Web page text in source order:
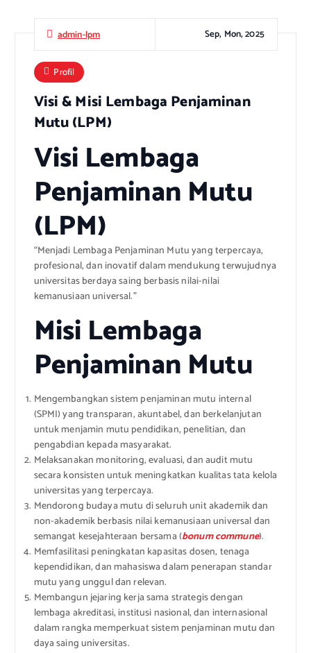
admin-lpm Sep, Mon, 2025
Profil
Visi & Misi Lembaga Penjaminan
Mutu (LPM)
Visi Lembaga
Penjaminan Mutu
(LPM)
“Menjadi Lembaga Penjaminan Mutu yang terpercaya,
profesional, dan inovatif dalam mendukung terwujudnya
universitas berdaya saing berbasis nilai-nilai
kemanusiaan universal.”
Misi Lembaga
Penjaminan Mutu
Mengembangkan sistem penjaminan mutu internal
(SPMI) yang transparan, akuntabel, dan berkelanjutan
untuk menjamin mutu pendidikan, penelitian, dan
pengabdian kepada masyarakat.
Melaksanakan monitoring, evaluasi, dan audit mutu
secara konsisten untuk meningkatkan kualitas tata kelola
universitas yang terpercaya.
Mendorong budaya mutu di seluruh unit akademik dan
non-akademik berbasis nilai kemanusiaan universal dan
semangat kesejahteraan bersama (bonum commune).
Memfasilitasi peningkatan kapasitas dosen, tenaga
kependidikan, dan mahasiswa dalam penerapan standar
mutu yang unggul dan relevan.
Membangun jejaring kerja sama strategis dengan
lembaga akreditasi, institusi nasional, dan internasional
dalam rangka memperkuat sistem penjaminan mutu dan
daya saing universitas.